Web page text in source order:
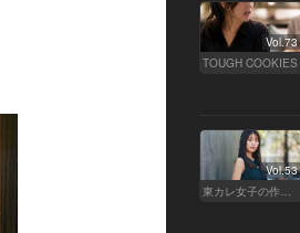
Vol.73
TOUGH COOKIES
Vol.53
東カレ女子の作り方